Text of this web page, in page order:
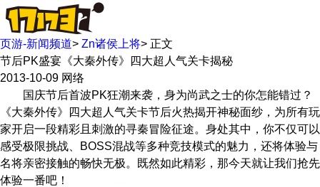
页游-新闻频道> Zn诸侯上将> 正文
节后PK盛宴《大秦外传》四大超人气关卡揭秘
2013-10-09 网络
国庆节后首波PK狂潮来袭，身为尚武之士的你怎能错过？
《大秦外传》四大超人气关卡节后火热揭开神秘面纱，为所有玩
家开启一段精彩且刺激的寻秦冒险征途。身处其中，你不仅可以
感受极限挑战、BOSS混战等多种竞技模式的魅力，还将体验与
名将亲密接触的畅快无极。既然如此精彩，那今天就让我们抢先
体验一番吧！